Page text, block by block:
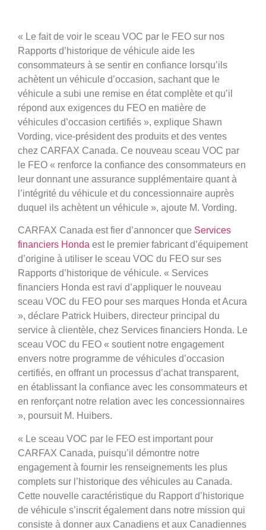
« Le fait de voir le sceau VOC par le FEO sur nos
Rapports d’historique de véhicule aide les
consommateurs à se sentir en confiance lorsqu’ils
achètent un véhicule d’occasion, sachant que le
véhicule a subi une remise en état complète et qu’il
répond aux exigences du FEO en matière de
véhicules d’occasion certifiés », explique Shawn
Vording, vice-président des produits et des ventes
chez CARFAX Canada. Ce nouveau sceau VOC par
le FEO « renforce la confiance des consommateurs en
leur donnant une assurance supplémentaire quant à
l’intégrité du véhicule et du concessionnaire auprès
duquel ils achètent un véhicule », ajoute M. Vording.
CARFAX Canada est fier d’annoncer que Services
financiers Honda est le premier fabricant d’équipement
d’origine à utiliser le sceau VOC du FEO sur ses
Rapports d’historique de véhicule. « Services
financiers Honda est ravi d’appliquer le nouveau
sceau VOC du FEO pour ses marques Honda et Acura
», déclare Patrick Huibers, directeur principal du
service à clientèle, chez Services financiers Honda. Le
sceau VOC du FEO « soutient notre engagement
envers notre programme de véhicules d’occasion
certifiés, en offrant un processus d’achat transparent,
en établissant la confiance avec les consommateurs et
en renforçant notre relation avec les concessionnaires
», poursuit M. Huibers.
« Le sceau VOC par le FEO est important pour
CARFAX Canada, puisqu’il démontre notre
engagement à fournir les renseignements les plus
complets sur l’historique des véhicules au Canada.
Cette nouvelle caractéristique du Rapport d’historique
de véhicule s’inscrit également dans notre mission qui
consiste à donner aux Canadiens et aux Canadiennes